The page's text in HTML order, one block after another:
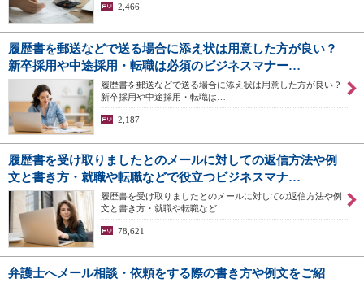
2,466
履歴書を郵送などで送る場合に添え状は用意した方が良い？
新卒採用や中途採用・転職は必須のビジネスマナー…
履歴書を郵送などで送る場合に添え状は用意した方が良い？
新卒採用や中途採用・転職は…
2,187
履歴書を受け取りましたとのメールに対しての返信方法や例
文と書き方・就職や転職などで役立つビジネスマナ…
履歴書を受け取りましたとのメールに対しての返信方法や例
文と書き方・就職や転職など…
78,621
弁護士へメール相談・依頼をする際の書き方や例文をご紹